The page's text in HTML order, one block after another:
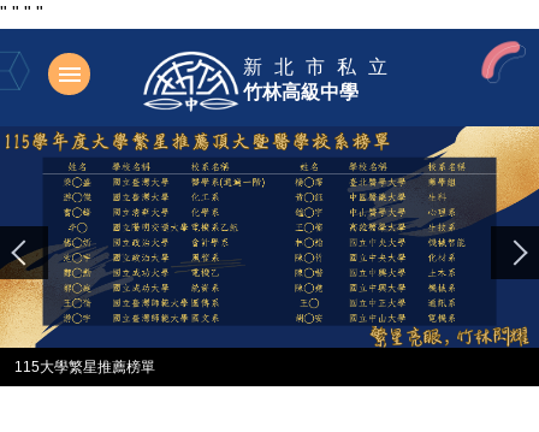
" " " "
跳
到
要
新北市私立
竹林高級中學
115大學繁星推薦榜單